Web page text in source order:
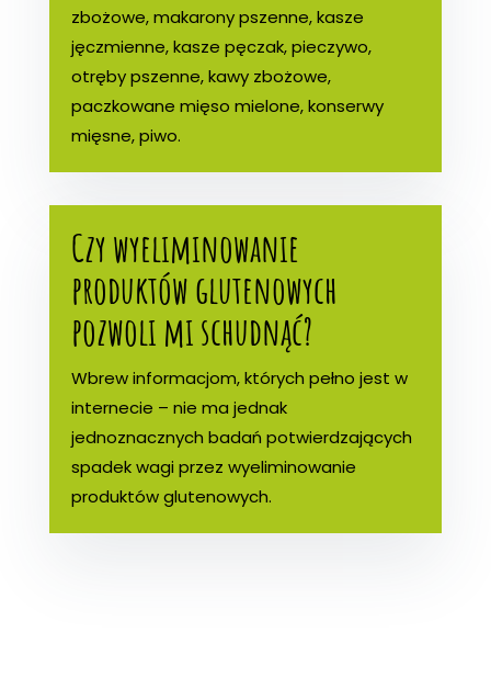
zbożowe, makarony pszenne, kasze
jęczmienne, kasze pęczak, pieczywo,
otręby pszenne, kawy zbożowe,
paczkowane mięso mielone, konserwy
mięsne, piwo.
Czy wyeliminowanie
produktów glutenowych
pozwoli mi schudnąć?
Wbrew informacjom, których pełno jest w
internecie – nie ma jednak
jednoznacznych badań potwierdzających
spadek wagi przez wyeliminowanie
produktów glutenowych.